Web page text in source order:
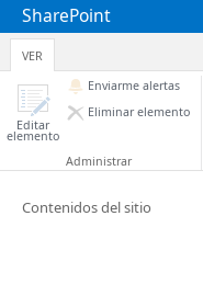
SharePoint
VER
Editar
elemento
Enviarme alertas
Eliminar elemento
Administrar
Contenidos del sitio